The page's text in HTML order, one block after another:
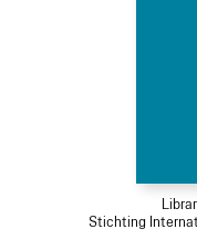
Stichting